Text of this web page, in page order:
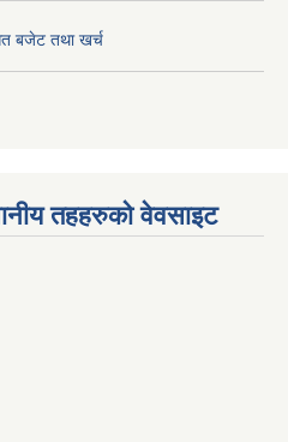
बजेट तथा खर्च
तहहरुको वेवसाइट